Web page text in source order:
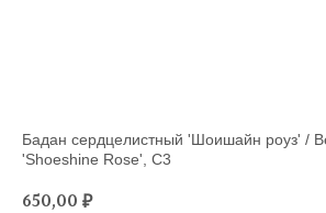
Бадан сердцелистный 'Шоишайн роуз' /
'Shoeshine Rose', C3
650,00 ₽